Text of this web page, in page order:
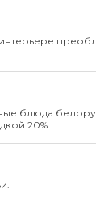
блюда
20%.